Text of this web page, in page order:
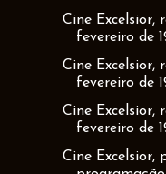
Cine Excelsior,
fevereiro de
Cine Excelsior,
fevereiro de
Cine Excelsior,
fevereiro de
Cine Excelsior,